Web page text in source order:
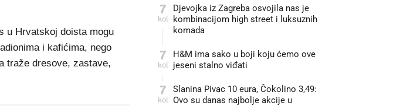
u Hrvatskoj doista mogu
i kafićima, nego
traže dresove, zastave,
7
kol
Djevojka iz Zagreba osvojila nas je
kombinacijom high street i luksuznih
komada
7
kol
H&M ima sako u boji koju ćemo ove
jeseni stalno viđati
7
kol
Slanina Pivac 10 eura, Čokolino 3,49:
Ovo su danas najbolje akcije u